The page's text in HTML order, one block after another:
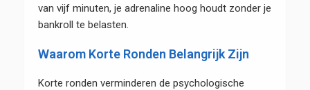
van vijf minuten, je adrenaline hoog houdt zonder je
bankroll te belasten.
Waarom Korte Ronden Belangrijk Zijn
Korte ronden verminderen de psychologische